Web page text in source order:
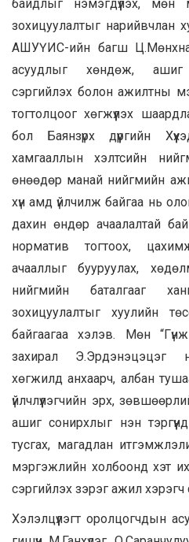
байдлыг нэмэгдүүлэх, мөн
зохицуулалтыг нарийвчлан
АШУҮИС-ийн багш
асуудлыг хөндөж, ашиг
сэргийлэх болон ажилтны
тогтолцоог хөгжүүлэх
бол Баянзүрх дүүргийн
хамгааллын хэлтсийн
өнөөдөр манай нийгмийн
хүн амд үйлчилж байгаа нь
дахин өндөр ачаалалтай
норматив тогтоох,
ачааллыг бууруулах,
нийгмийн баталгааг
зохицуулалтыг хуулийн
байгаагаа хэлэв. Мөн
захирал Э.Эрдэнэцэцэг
хөгжилд анхаарч, албан
үйлчлүүлэгчийн эрх,
ашиг сонирхлыг нэн
тусгах, магадлан
мэргэжлийн холбоонд хэт
сэргийлэх зэрэг ажил хэрэгч
Хэлэлцүүлэгт оролцогчдын